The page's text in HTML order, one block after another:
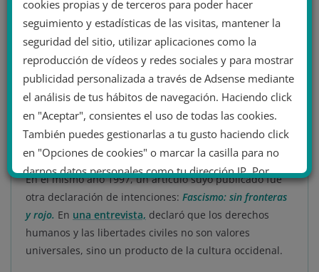
que recogiera la herencia soviética bajo la bandera del
nacionalismo y el conservadurismo más radical. Estas
ideas, especialmente las relacionadas con Eurasia o la
«Gran Rusia», estaban a su vez inspiradas en la
mitología nórdica e influenciadas por su entorno
ocultista. Aquí se inspiró también en las ideas del autor
y co-fundador de un grupo ocultista alemánHerman
Wirth y colaboró estrechamente con el periodista
francés de extrema derecha
Christian Bouchet.
En el mismo año 1997, un artículo suyo publicado fue
otra declaración de intenciones: Fascismo: sin fronteras
y rojo. En una entrevista, declaró que los derechos
humanos y las libertades civiles no son valores
universales, sino un producto de la cultura occidenal.
cookies propias y de terceros para poder hacer
seguimiento y estadísticas de las visitas, mantener la
seguridad del sitio, utilizar aplicaciones como la
reproducción de vídeos y redes sociales y para mostrar
publicidad personalizada a través de Adsense mediante
el análisis de tus hábitos de navegación. Haciendo click
en "Aceptar", consientes el uso de todas las cookies.
También puedes gestionarlas a tu gusto haciendo click
en "Opciones de cookies" o marcar la casilla para no
darnos datos personales como tu dirección IP. Por
último, puedes leer nuestra Política de cookies.
No dar mi información personal